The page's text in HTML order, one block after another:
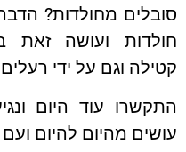
מחולדות?
ועושה זאת
וגם על ידי רעלים.
עוד היום
מהיום להיום ועם